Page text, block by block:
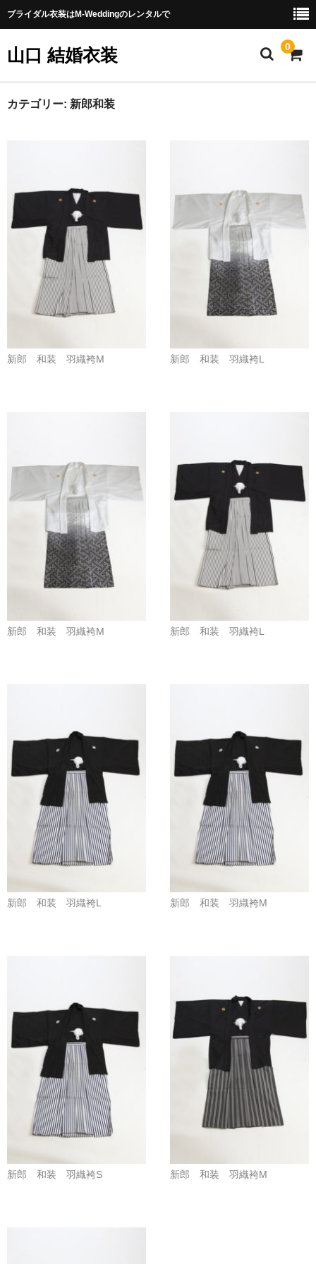
ブライダル衣装はM-Weddingのレンタルで
山口 結婚衣装 0
採寸方法
レンタル詳細
カテゴリー: 新郎和装
新郎 和装 羽織袴M 新郎 和装 羽織袴L
新郎 和装 羽織袴M 新郎 和装 羽織袴L
新郎 和装 羽織袴L 新郎 和装 羽織袴M
新郎 和装 羽織袴S 新郎 和装 羽織袴M